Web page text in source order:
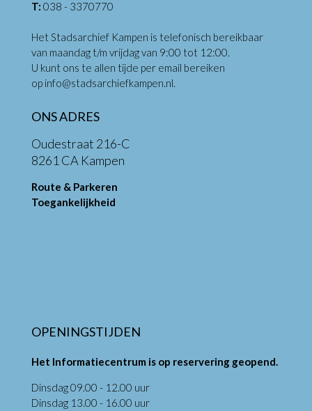
T: 038 - 3370770
Het Stadsarchief Kampen is telefonisch bereikbaar
van maandag t/m vrijdag van 9:00 tot 12:00.
U kunt ons te allen tijde per email bereiken
op info@stadsarchiefkampen.nl.
ONS ADRES
Oudestraat 216-C
8261 CA Kampen
Route & Parkeren
Toegankelijkheid
OPENINGSTIJDEN
Het Informatiecentrum is op reservering geopend.
Dinsdag 09.00 - 12.00 uur
Dinsdag 13.00 - 16.00 uur